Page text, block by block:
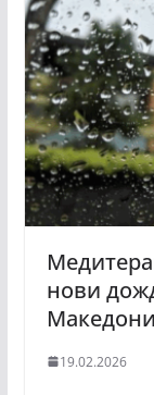
нови
19.02.2026